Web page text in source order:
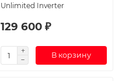
Unlimited Inverter
129 600 ₽
В корзину